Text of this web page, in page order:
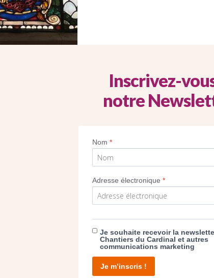
Imprimer
VOTRE DON
PERMET D’AGIR
Inscrivez-
notre
Nom*
Adresse électronique*
Je souhaite recevoir la
Chantiers du Cardinal et autres
communications marketing
Je m’inscris !